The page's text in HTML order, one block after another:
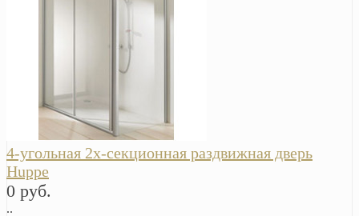
4-угольная 2х-секционная раздвижная дверь
Huppe
0 руб.
..